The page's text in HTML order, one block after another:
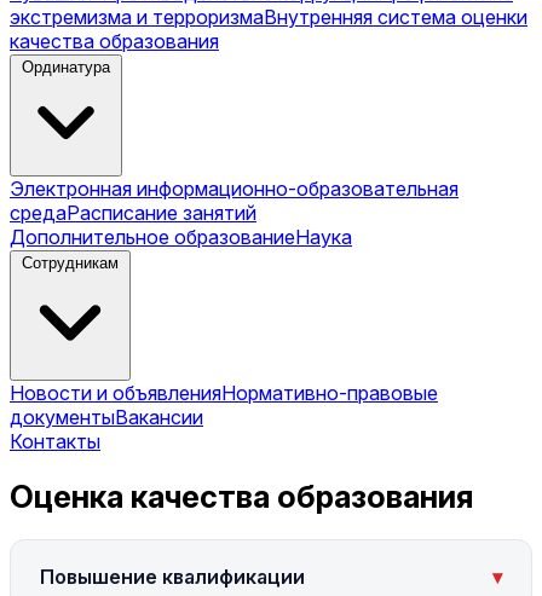
экстремизма и терроризмаВнутренняя система оценки
качества образования
Ординатура
Электронная информационно-образовательная
средаРасписание занятий
Дополнительное образованиеНаука
Сотрудникам
Новости и объявленияНормативно-правовые
документыВакансии
Контакты
Оценка качества образования
Повышение квалификации ▾